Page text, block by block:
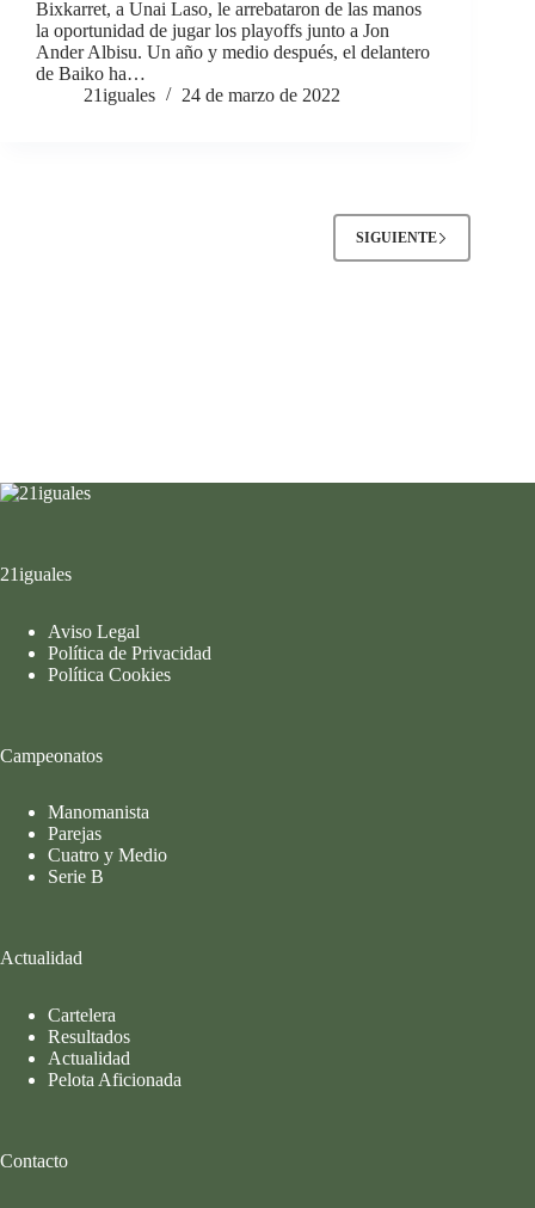
Bixkarret, a Unai Laso, le arrebataron de las manos
la oportunidad de jugar los playoffs junto a Jon
Ander Albisu. Un año y medio después, el delantero
de Baiko ha…
21iguales
24 de marzo de 2022
SIGUIENTE
21iguales
Aviso Legal
Política de Privacidad
Política Cookies
Campeonatos
Manomanista
Parejas
Cuatro y Medio
Serie B
Actualidad
Cartelera
Resultados
Actualidad
Pelota Aficionada
Contacto